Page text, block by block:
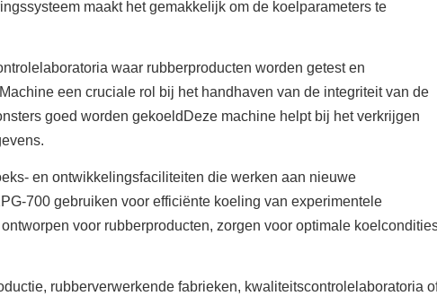
maakt het gemakkelijk om de koelparameters te
waar rubberproducten worden getest en
een cruciale rol bij het handhaven van de integriteit van de
goed worden gekoeldDeze machine helpt bij het verkrijgen
en ontwikkelingsfaciliteiten die werken aan nieuwe
700 gebruiken voor efficiënte koeling van experimentele
voor rubberproducten, zorgen voor optimale
rubberverwerkende fabrieken, kwaliteitscontrolelaboratoria